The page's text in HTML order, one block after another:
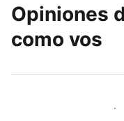
Opiniones
como vos
Unite a otros